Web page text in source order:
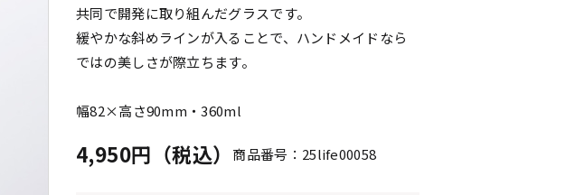
共同で開発に取り組んだグラスです。
緩やかな斜めラインが入ることで、ハンドメイドなら
ではの美しさが際立ちます。
幅82×高さ90mm・360ml
4,950円（税込） 商品番号：25life00058